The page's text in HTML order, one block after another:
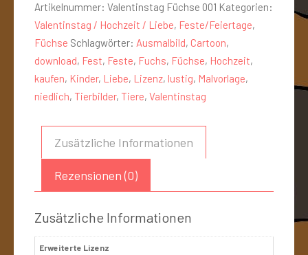
Artikelnummer: Valentinstag Füchse 001 Kategorien:
Valentinstag / Hochzeit / Liebe, Feste/Feiertage,
Füchse Schlagwörter: Ausmalbild, Cartoon,
download, Fest, Feste, Fuchs, Füchse, Hochzeit,
kaufen, Kinder, Liebe, Lizenz, lustig, Malvorlage,
niedlich, Tierbilder, Tiere, Valentinstag
Zusätzliche Informationen
Rezensionen (0)
Zusätzliche Informationen
Erweiterte Lizenz